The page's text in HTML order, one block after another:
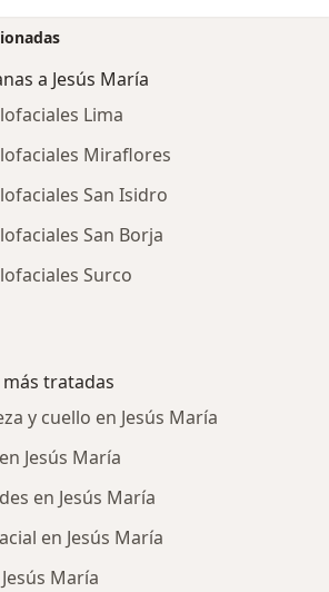
a Jesús María
Lima
Miraflores
San Isidro
San Borja
Surco
tratadas
y cuello en Jesús María
Jesús María
en Jesús María
en Jesús María
María